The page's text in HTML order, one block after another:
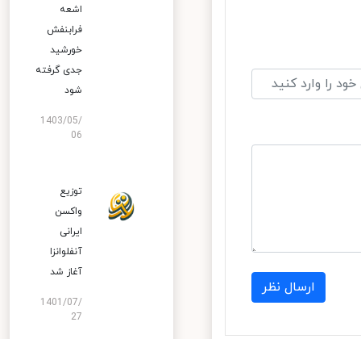
ارسال نظر
اشعه
فرابنفش
خورشید
جدی گرفته
شود
1403/05/
06
توزیع
واکسن
ایرانی
آنفلوانزا
آغاز شد
1401/07/
27